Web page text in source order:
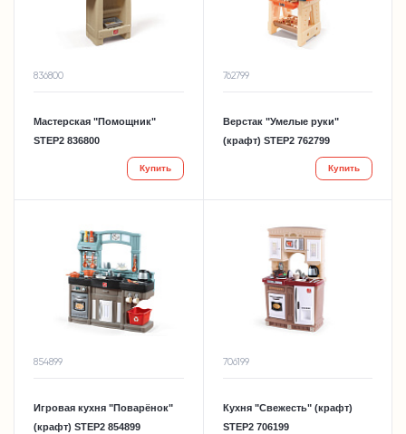
836800
Мастерская "Помощник"
STEP2 836800
Купить
762799
Верстак "Умелые руки"
(крафт) STEP2 762799
Купить
854899
Игровая кухня "Поварёнок"
(крафт) STEP2 854899
706199
Кухня "Свежесть" (крафт)
STEP2 706199